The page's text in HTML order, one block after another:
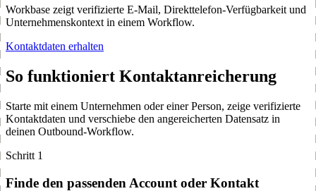
Workbase zeigt verifizierte E-Mail, Direkttelefon-Verfügbarkeit und
Unternehmenskontext in einem Workflow.
Kontaktdaten erhalten
So funktioniert Kontaktanreicherung
Starte mit einem Unternehmen oder einer Person, zeige verifizierte
Kontaktdaten und verschiebe den angereicherten Datensatz in
deinen Outbound-Workflow.
Schritt 1
Finde den passenden Account oder Kontakt